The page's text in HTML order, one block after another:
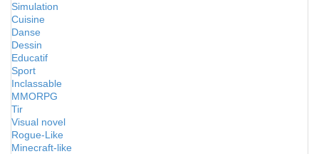
Simulation
Cuisine
Danse
Dessin
Educatif
Sport
Inclassable
MMORPG
Tir
Visual novel
Rogue-Like
Minecraft-like